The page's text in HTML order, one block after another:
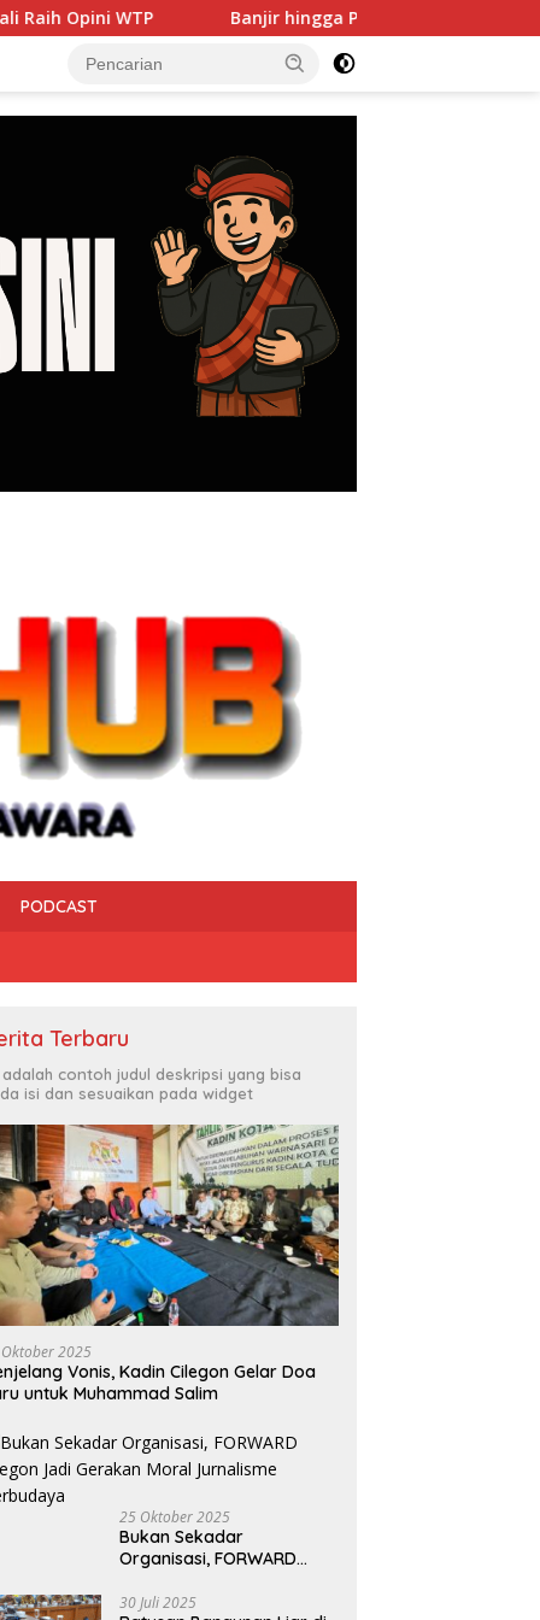
Banjir hingga PJU Harus Jadi Prioritas, DPRD Dorong
PODCAST
Terbaru
adalah contoh judul deskripsi yang bisa
isi dan sesuaikan pada widget
2025
Vonis, Kadin Cilegon Gelar Doa
untuk Muhammad Salim
25 Oktober 2025
Bukan Sekadar
Organisasi, FORWARD
Moral Jurnalisme
30 Juli 2025